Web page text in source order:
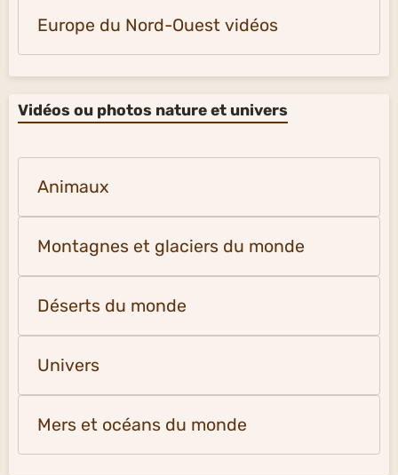
Europe du Nord-Ouest vidéos
Vidéos ou photos nature et univers
Animaux
Montagnes et glaciers du monde
Déserts du monde
Univers
Mers et océans du monde